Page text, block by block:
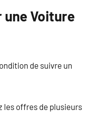
une Voiture
de suivre un
les offres de plusieurs